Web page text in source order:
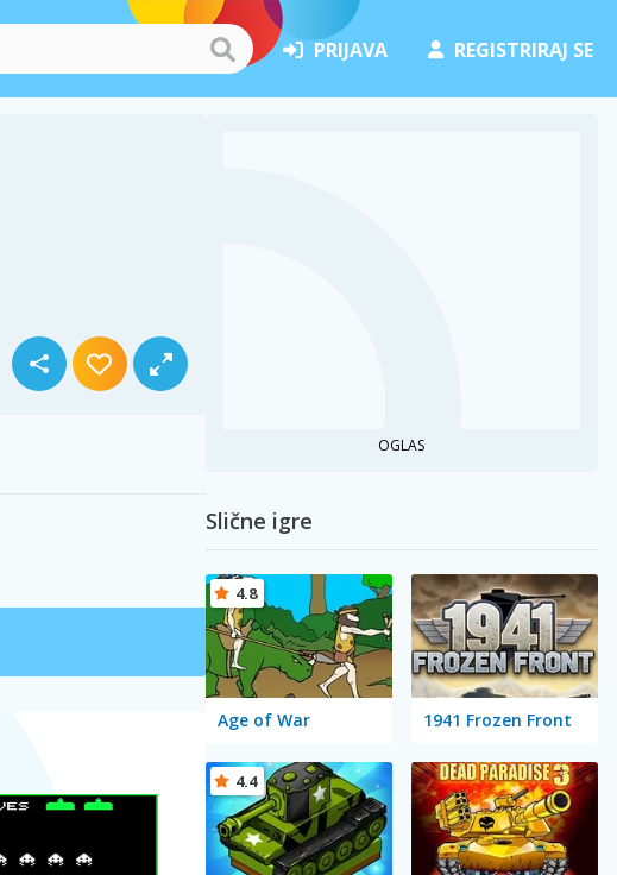
PRIJAVA REGISTRIRAJ SE
OGLAS
Slične igre
Age of War
4.8
1941 Frozen Front
4.4